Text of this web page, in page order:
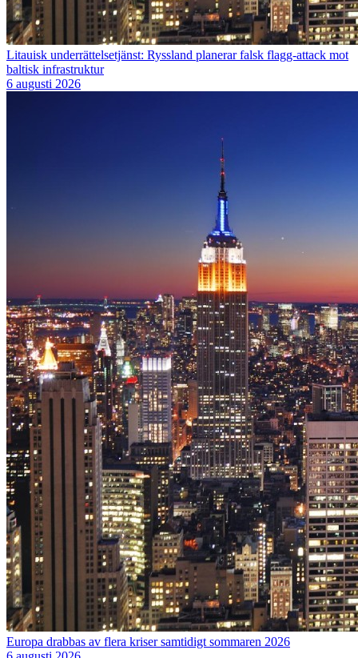
Litauisk underrättelsetjänst: Ryssland planerar falsk flagg-attack mot
baltisk infrastruktur
6 augusti 2026
Europa drabbas av flera kriser samtidigt sommaren 2026